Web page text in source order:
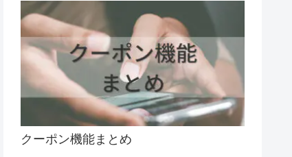
クーポン機能まとめ